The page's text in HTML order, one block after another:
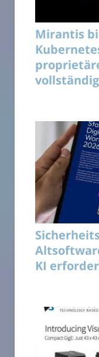
Mirantis
vollständig
KI